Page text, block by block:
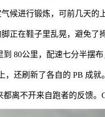
进行锻炼，可前几天的上
在鞋子里乱晃，避免了
80公里，配速七分半摆布
还刷新了各自的 PB 成就。
不开来自跑者的反馈。